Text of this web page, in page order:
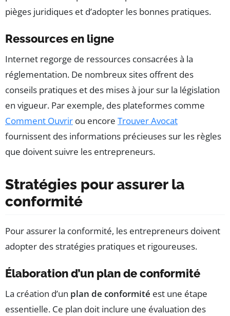
pièges juridiques et d’adopter les bonnes pratiques.
Ressources en ligne
Internet regorge de ressources consacrées à la
réglementation. De nombreux sites offrent des
conseils pratiques et des mises à jour sur la législation
en vigueur. Par exemple, des plateformes comme
Comment Ouvrir ou encore Trouver Avocat
fournissent des informations précieuses sur les règles
que doivent suivre les entrepreneurs.
Stratégies pour assurer la
conformité
Pour assurer la conformité, les entrepreneurs doivent
adopter des stratégies pratiques et rigoureuses.
Élaboration d’un plan de conformité
La création d’un plan de conformité est une étape
essentielle. Ce plan doit inclure une évaluation des